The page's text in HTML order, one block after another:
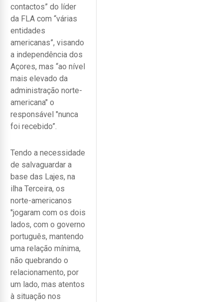
contactos” do líder
da FLA com “várias
entidades
americanas”, visando
a independência dos
Açores, mas “ao nível
mais elevado da
administração norte-
americana" o
responsável "nunca
foi recebido”.
Tendo a necessidade
de salvaguardar a
base das Lajes, na
ilha Terceira, os
norte-americanos
"jogaram com os dois
lados, com o governo
português, mantendo
uma relação mínima,
não quebrando o
relacionamento, por
um lado, mas atentos
à situação nos